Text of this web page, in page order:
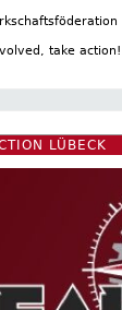
take action!
LÜBECK